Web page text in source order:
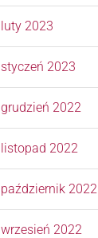
luty 2023
styczeń 2023
grudzień 2022
listopad 2022
październik 2022
wrzesień 2022